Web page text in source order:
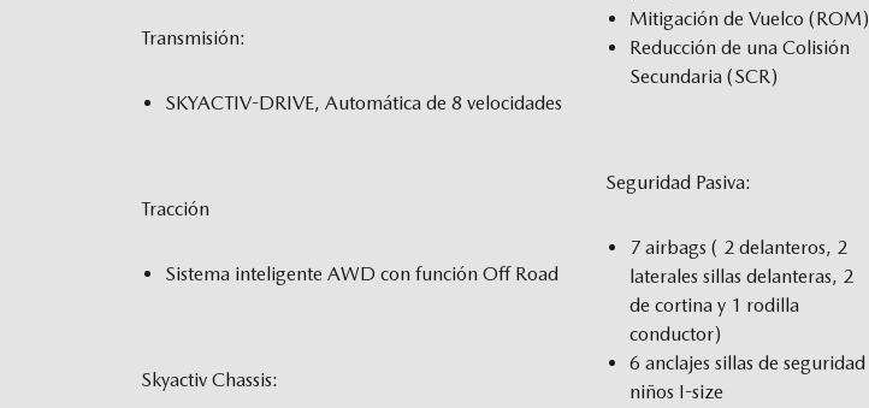
Transmisión:
SKYACTIV-DRIVE, Automática de 8 velocidades
Tracción
Sistema inteligente AWD con función Off Road
Skyactiv Chassis:
Mitigación de Vuelco (ROM)
Reducción de una Colisión
Secundaria (SCR)
Seguridad Pasiva:
7 airbags ( 2 delanteros, 2
laterales sillas delanteras, 2
de cortina y 1 rodilla
conductor)
6 anclajes sillas de seguridad
niños I-size